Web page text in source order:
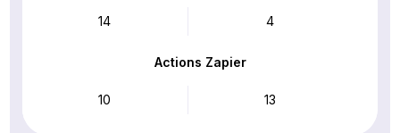
14 4
Actions Zapier
10 13